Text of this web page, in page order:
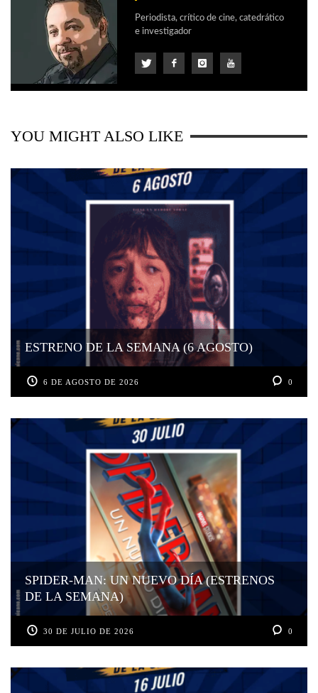
Periodista, crítico de cine, catedrático
e investigador
YOU MIGHT ALSO LIKE
ESTRENO DE LA SEMANA (6 AGOSTO)
6 DE AGOSTO DE 2026 0
SPIDER-MAN: UN NUEVO DÍA (ESTRENOS
DE LA SEMANA)
30 DE JULIO DE 2026 0